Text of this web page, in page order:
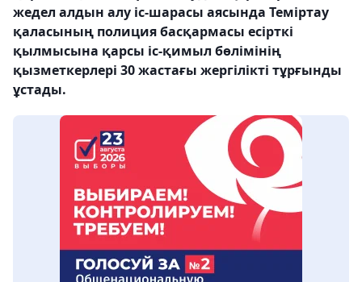
жедел алдын алу іс-шарасы аясында Теміртау
қаласының полиция басқармасы есірткі
қылмысына қарсы іс-қимыл бөлімінің
қызметкерлері 30 жастағы жергілікті тұрғынды
ұстады.